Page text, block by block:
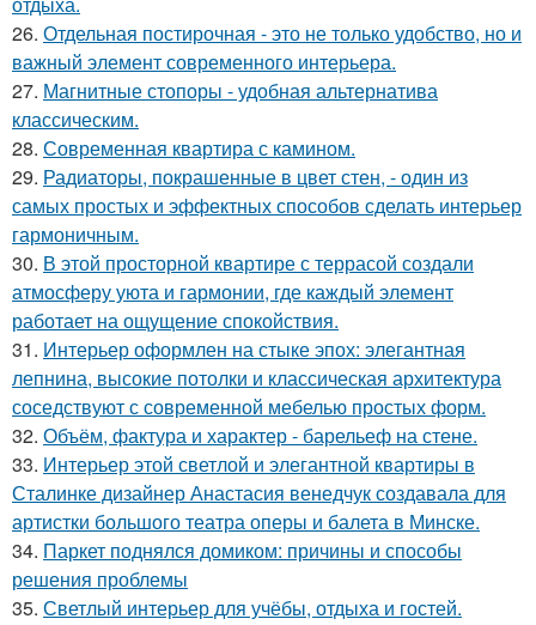
26. Отдельная постирочная - это не только удобство, но и
важный элемент современного интерьера.
27. Магнитные стопоры - удобная альтернатива
классическим.
28. Современная квартира с камином.
29. Радиаторы, покрашенные в цвет стен, - один из
самых простых и эффектных способов сделать интерьер
гармоничным.
30. В этой просторной квартире с террасой создали
атмосферу уюта и гармонии, где каждый элемент
работает на ощущение спокойствия.
31. Интерьер оформлен на стыке эпох: элегантная
лепнина, высокие потолки и классическая архитектура
соседствуют с современной мебелью простых форм.
32. Объём, фактура и характер - барельеф на стене.
33. Интерьер этой светлой и элегантной квартиры в
Сталинке дизайнер Анастасия венедчук создавала для
артистки большого театра оперы и балета в Минске.
34. Паркет поднялся домиком: причины и способы
решения проблемы
35. Светлый интерьер для учёбы, отдыха и гостей.